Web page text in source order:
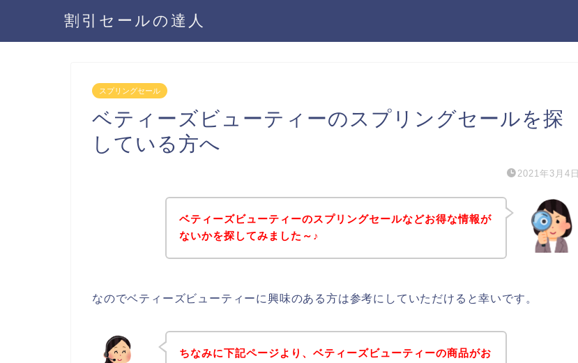
割引セールの達人
スプリングセール
ベティーズビューティーのスプリングセールを探
している方へ
2021年3月4日
ベティーズビューティーのスプリングセールなどお得な情報が
ないかを探してみました～♪
なのでベティーズビューティーに興味のある方は参考にしていただけると幸いです。
ちなみに下記ページより、ベティーズビューティーの商品がお